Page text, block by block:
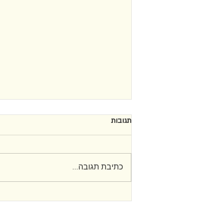
הדובר המסוכסך והדובר המיתמם:
תגובות
כתיבת תגובה...